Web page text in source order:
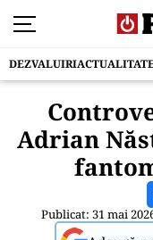
DEZVALUIRI
Adrian
Publicat: 31 mai